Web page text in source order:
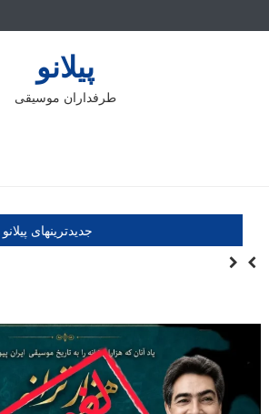
پیلانو
طرفداران موسیقی
جدیدترینهای پیلانو
لغو هزار ترانه، هزاران خاطره و یک پرسش آیا
توقف مراسم بود؟
وداعی که روی صحنه نرفت اما در دل مردم ماند